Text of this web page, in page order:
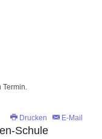
Termin.
Drucken E-Mail
Schule